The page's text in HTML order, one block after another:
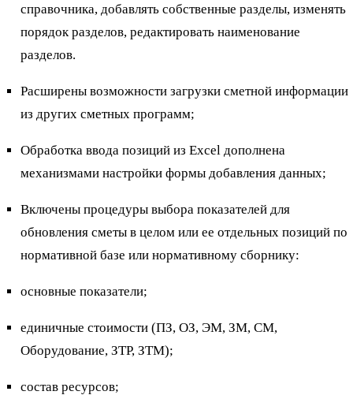
справочника, добавлять собственные разделы, изменять
порядок разделов, редактировать наименование
разделов.
Расширены возможности загрузки сметной информации
из других сметных программ;
Обработка ввода позиций из Excel дополнена
механизмами настройки формы добавления данных;
Включены процедуры выбора показателей для
обновления сметы в целом или ее отдельных позиций по
нормативной базе или нормативному сборнику:
основные показатели;
единичные стоимости (ПЗ, ОЗ, ЭМ, ЗМ, СМ,
Оборудование, ЗТР, ЗТМ);
состав ресурсов;